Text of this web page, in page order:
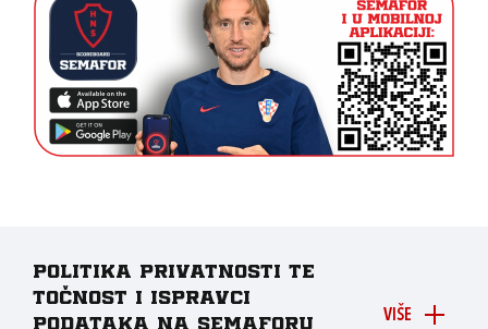
VIŠE
Politika privatnosti te
točnost i ispravci
podataka na Semaforu